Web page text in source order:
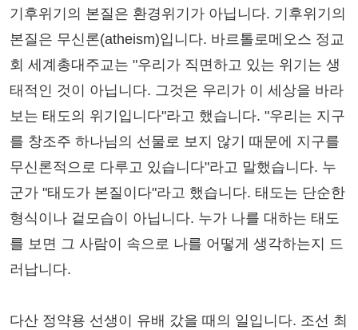
기후위기의 본질은 환경위기가 아닙니다. 기후위기의
본질은 무신론(atheism)입니다. 바르톨로메오스 정교
회 세계총대주교는 "우리가 직면하고 있는 위기는 생
태적인 것이 아닙니다. 그것은 우리가 이 세상을 바라
보는 태도의 위기입니다"라고 했습니다. "우리는 지구
를 창조주 하나님의 선물로 보지 않기 때문에 지구를
무신론적으로 다루고 있습니다"라고 말했습니다. 누
군가 "태도가 본질이다"라고 했습니다. 태도는 단순한
형식이나 겉모습이 아닙니다. 누가 나를 대하는 태도
를 보면 그 사람이 속으로 나를 어떻게 생각하는지 드
러납니다.
다산 정약용 선생이 유배 갔을 때의 일입니다. 조선 최